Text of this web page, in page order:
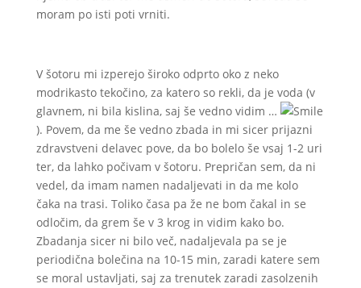
moram po isti poti vrniti.
V šotoru mi izperejo široko odprto oko z neko
modrikasto tekočino, za katero so rekli, da je voda (v
glavnem, ni bila kislina, saj še vedno vidim …
). Povem, da me še vedno zbada in mi sicer prijazni
zdravstveni delavec pove, da bo bolelo še vsaj 1-2 uri
ter, da lahko počivam v šotoru. Prepričan sem, da ni
vedel, da imam namen nadaljevati in da me kolo
čaka na trasi. Toliko časa pa že ne bom čakal in se
odločim, da grem še v 3 krog in vidim kako bo.
Zbadanja sicer ni bilo več, nadaljevala pa se je
periodična bolečina na 10-15 min, zaradi katere sem
se moral ustavljati, saj za trenutek zaradi zasolzenih